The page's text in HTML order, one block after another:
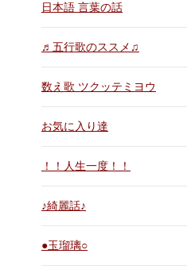
日本語 言葉の話
♬五行歌のススメ♫
数え歌 ツクッテミヨウ
お気に入り達
！！人生一度！！
♪綺麗話♪
●玉瑠璃○